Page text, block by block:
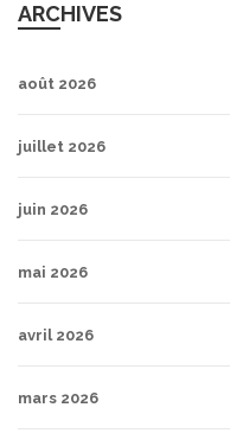
ARCHIVES
août 2026
juillet 2026
juin 2026
mai 2026
avril 2026
mars 2026